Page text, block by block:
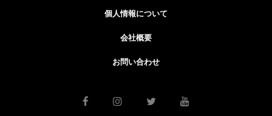
個人情報について
会社概要
お問い合わせ